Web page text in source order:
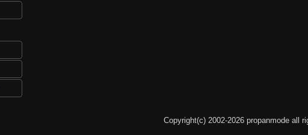
Copyright(c) 2002-2026 propanmode all